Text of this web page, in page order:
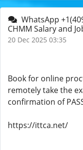
WhatsApp
CHMM Salary and
20 Dec 2025 03:35
Book for online
remotely take the
confirmation of
https://ittca.net/